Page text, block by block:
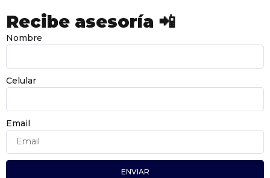
Recibe asesoría 📲
Nombre
Celular
Email
ENVIAR